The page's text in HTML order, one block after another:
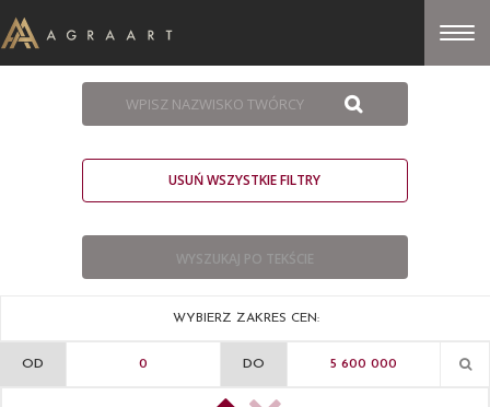
USUŃ WSZYSTKIE FILTRY
WYBIERZ ZAKRES CEN:
OD DO